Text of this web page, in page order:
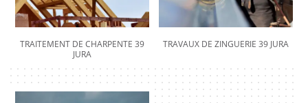
TRAITEMENT DE CHARPENTE 39
JURA
TRAVAUX DE ZINGUERIE 39 JURA